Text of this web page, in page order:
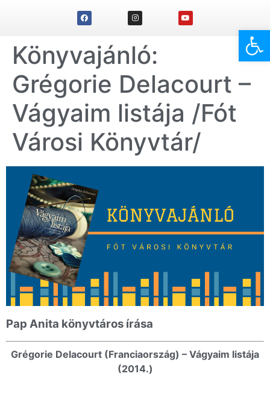
Könyvajánló:
Grégorie Delacourt –
Vágyaim listája /Fót
Városi Könyvtár/
Pap Anita könyvtáros írása
Grégorie Delacourt (Franciaország) – Vágyaim listája
(2014.)